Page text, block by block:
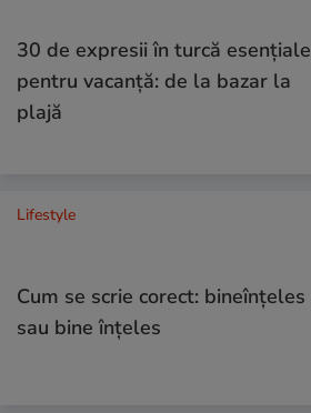
30 de expresii în turcă esențiale
pentru vacanță: de la bazar la
plajă
Lifestyle
Cum se scrie corect: bineînțeles
sau bine înțeles